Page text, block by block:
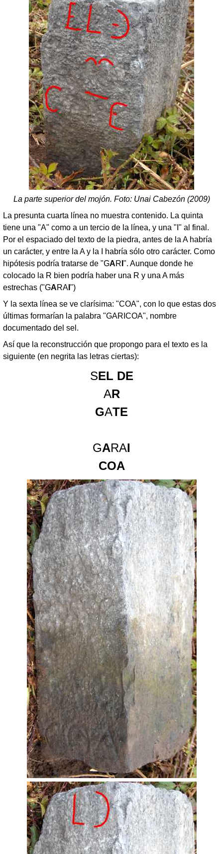
La parte superior del mojón. Foto: Unai Cabezón (2009)
La presunta cuarta línea no muestra contenido. La quinta
tiene una "A" como a un tercio de la línea, y una "I" al final.
Por el espaciado del texto de la piedra, antes de la A habría
un carácter, y entre la A y la I habría sólo otro carácter. Como
hipótesis podría tratarse de "GAR ". Aunque donde he
colocado la R bien podría haber una R y una A más
estrechas ("GARA ")
Y la sexta línea se ve clarísima: "COA", con lo que estas dos
últimas formarían la palabra "GARICOA", nombre
documentado del sel.
Así que la reconstrucción que propongo para el texto es la
siguiente (en negrita las letras ciertas):
SEL DE
AR
GATE
GARAI
COA